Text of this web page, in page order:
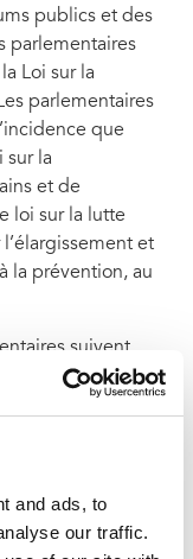
and ads, to
our traffic.
publics et des
parlementaires
Loi sur la
parlementaires
que
sur la
et de
loi sur la lutte
et
la prévention, au
suivent
des réunions
de la
traitement de
parmi les